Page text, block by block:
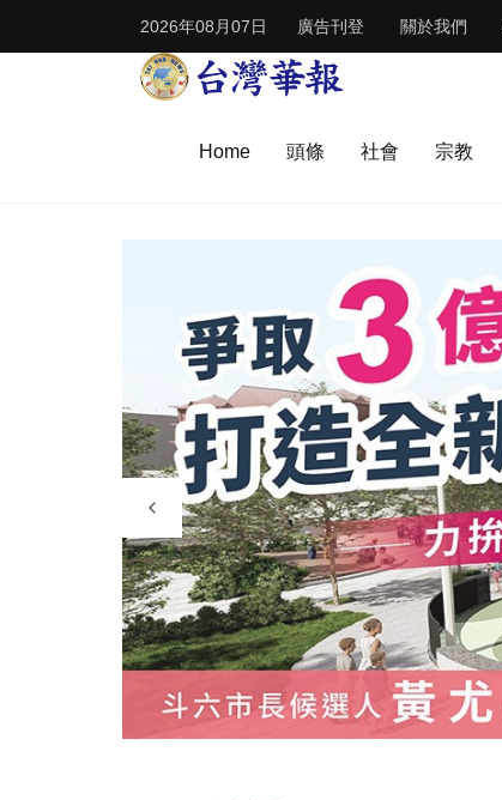
2026年08月07日 廣告刊登 關於我們
Home 頭條 社會 宗教